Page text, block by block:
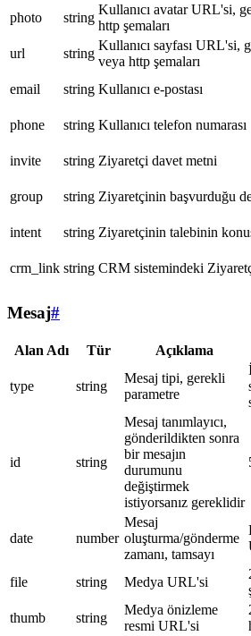
photo
string
Kullanıcı avatar URL'si,
http şemaları
url
string
Kullanıcı sayfası URL'si,
veya http şemaları
email
string Kullanıcı e-postası
phone
string Kullanıcı telefon numarası
invite
string Ziyaretçi davet metni
group
string Ziyaretçinin başvurduğu
intent
string Ziyaretçinin talebinin
crm_link string CRM sistemindeki
Mesaj#
Alan Adı Tür Açıklama
type string
Mesaj tipi, gerekli
parametre
id string
Mesaj tanımlayıcı,
gönderildikten sonra
bir mesajın
durumunu
değiştirmek
istiyorsanız gereklidir
date number
Mesaj
oluşturma/gönderme
zamanı, tamsayı
file string Medya URL'si
thumb
string
Medya önizleme
resmi URL'si